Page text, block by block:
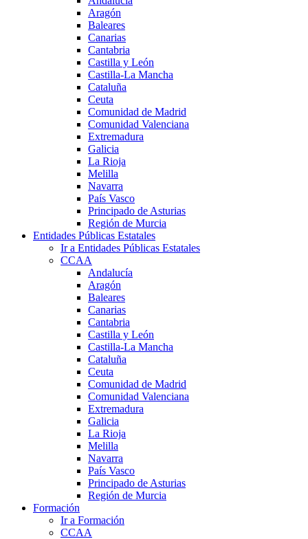
Aragón
Baleares
Canarias
Cantabria
Castilla y León
Castilla-La Mancha
Cataluña
Ceuta
Comunidad de Madrid
Comunidad Valenciana
Extremadura
Galicia
La Rioja
Melilla
Navarra
País Vasco
Principado de Asturias
Región de Murcia
Entidades Públicas Estatales
Ir a Entidades Públicas Estatales
CCAA
Andalucía
Aragón
Baleares
Canarias
Cantabria
Castilla y León
Castilla-La Mancha
Cataluña
Ceuta
Comunidad de Madrid
Comunidad Valenciana
Extremadura
Galicia
La Rioja
Melilla
Navarra
País Vasco
Principado de Asturias
Región de Murcia
Formación
Ir a Formación
CCAA